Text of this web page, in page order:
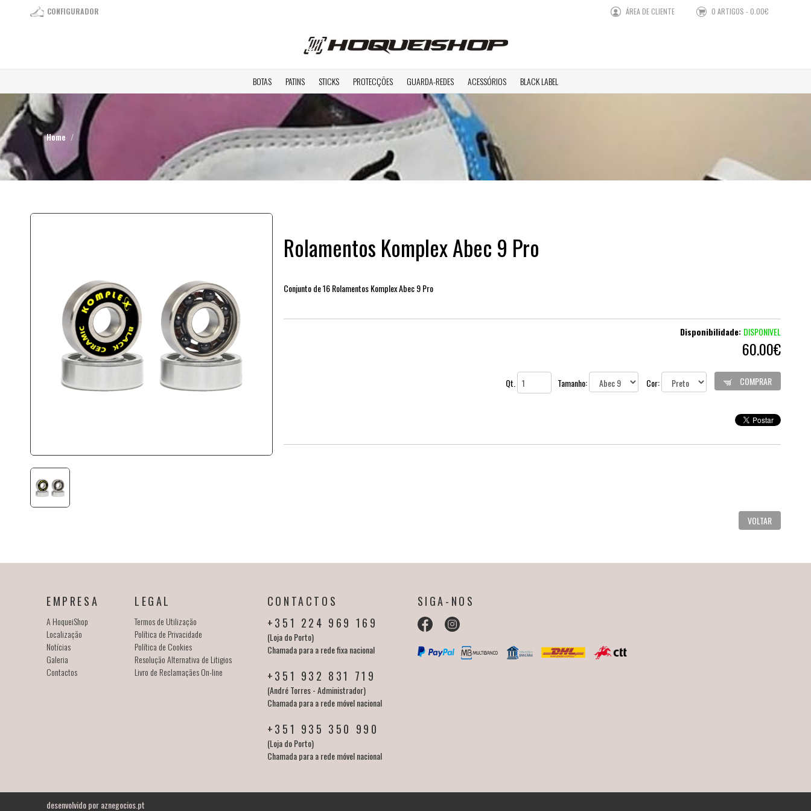
CONFIGURADOR ÁREA DE CLIENTE 0 ARTIGOS - 0.00€
BOTAS PATINS STICKS PROTECÇÕES GUARDA-REDES ACESSÓRIOS BLACK LABEL
Home
Rolamentos Komplex Abec 9 Pro
Conjunto de 16 Rolamentos Komplex Abec 9 Pro
Disponibilidade: DISPONIVEL
60.00€
Qt. Tamanho: Cor: COMPRAR
VOLTAR
EMPRESA
A HoqueiShop
Localização
Notícias
Galeria
Contactos
LEGAL
Termos de Utilização
Política de Privacidade
Política de Cookies
Resolução Alternativa de Litigios
Livro de Reclamaçães On-line
CONTACTOS
+351 224 969 169
(Loja do Porto)
Chamada para a rede fixa nacional
+351 932 831 719
(André Torres - Administrador)
Chamada para a rede móvel nacional
+351 935 350 990
(Loja do Porto)
Chamada para a rede móvel nacional
SIGA-NOS
desenvolvido poraznegocios.pt